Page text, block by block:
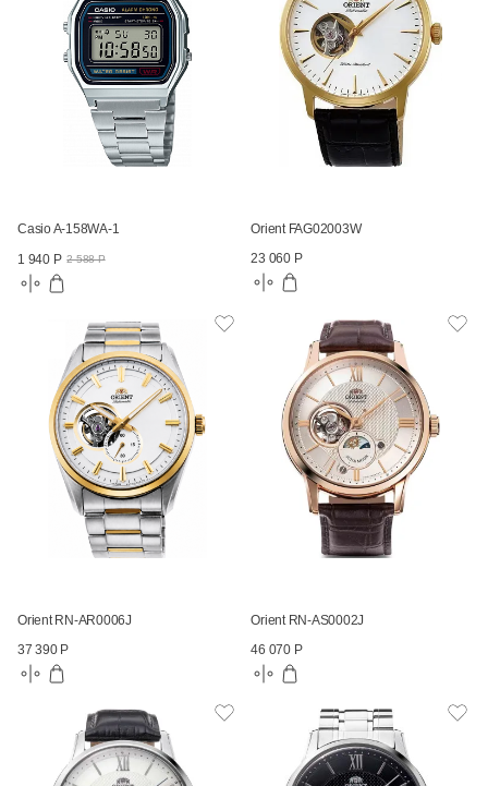
Casio A-158WA-1
1 940 Р 2 588 Р
Orient FAG02003W
23 060 Р
Orient RN-AR0006J
37 390 Р
Orient RN-AS0002J
46 070 Р